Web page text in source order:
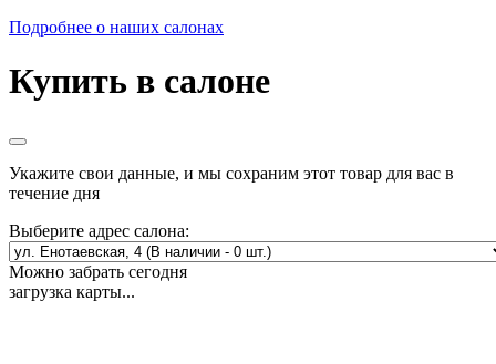
Подробнее о наших салонах
Купить в салоне
Укажите свои данные, и мы сохраним этот товар для вас в
течение дня
Выберите адрес салона:
Можно забрать сегодня
загрузка карты...